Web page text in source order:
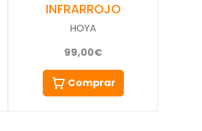
INFRARROJO
HOYA
99,00€
Comprar